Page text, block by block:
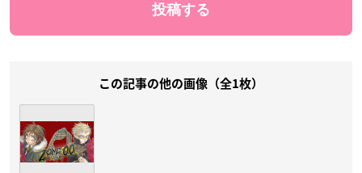
この記事の他の画像（全1枚）